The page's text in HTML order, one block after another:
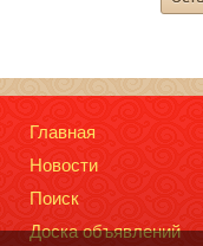
Главная
Новости
Поиск
Доска объявлений